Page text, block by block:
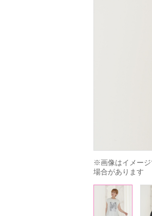
※画像はイメージ
場合があります